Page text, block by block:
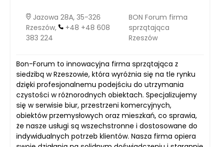
Jazowa 28A, 35-326
Rzeszów,
+48 +48 608
383 224
BON Forum firma
sprzątająca
Rzeszów
Bon-Forum to innowacyjna firma sprzątająca z
siedzibą w Rzeszowie, która wyróżnia się na tle rynku
dzięki profesjonalnemu podejściu do utrzymania
czystości w różnorodnych obiektach. Specjalizujemy
się w serwisie biur, przestrzeni komercyjnych,
obiektów przemysłowych oraz mieszkań, co sprawia,
że nasze usługi są wszechstronne i dostosowane do
indywidualnych potrzeb klientów. Nasza firma opiera